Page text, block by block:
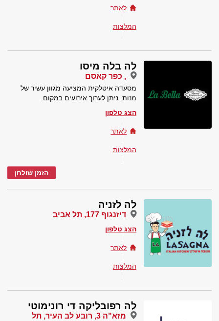
לאתר
המלצות
לה בלה מיסו
, כפר קאסם
מסעדה איטלקית המציעה מגוון עשיר של
מנות. ניתן לערוך אירועים במקום.
הצג טלפון
לאתר
המלצות
הזמן שולחן
לה לזניה
דיזנגוף 177, תל אביב
הצג טלפון
לאתר
המלצות
לה רפובליקה די רונימוטי
מזא"ה 3, רובע לב העיר, תל